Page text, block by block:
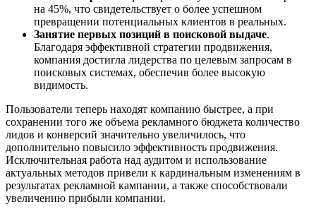
на 45%, что свидетельствует о более успешном
превращении потенциальных клиентов в реальных.
Занятие первых позиций в поисковой выдаче.
Благодаря эффективной стратегии продвижения,
компания достигла лидерства по целевым запросам в
поисковых системах, обеспечив более высокую
видимость.
Пользователи теперь находят компанию быстрее, а при
сохранении того же объема рекламного бюджета количество
лидов и конверсий значительно увеличилось, что
дополнительно повысило эффективность продвижения.
Исключительная работа над аудитом и использование
актуальных методов привели к кардинальным изменениям в
результатах рекламной кампании, а также способствовали
увеличению прибыли компании.